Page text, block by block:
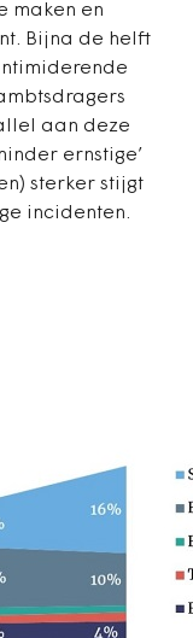
maken en
Bijna de helft
aan deze
ernstige’
sterker stijgt
incidenten.